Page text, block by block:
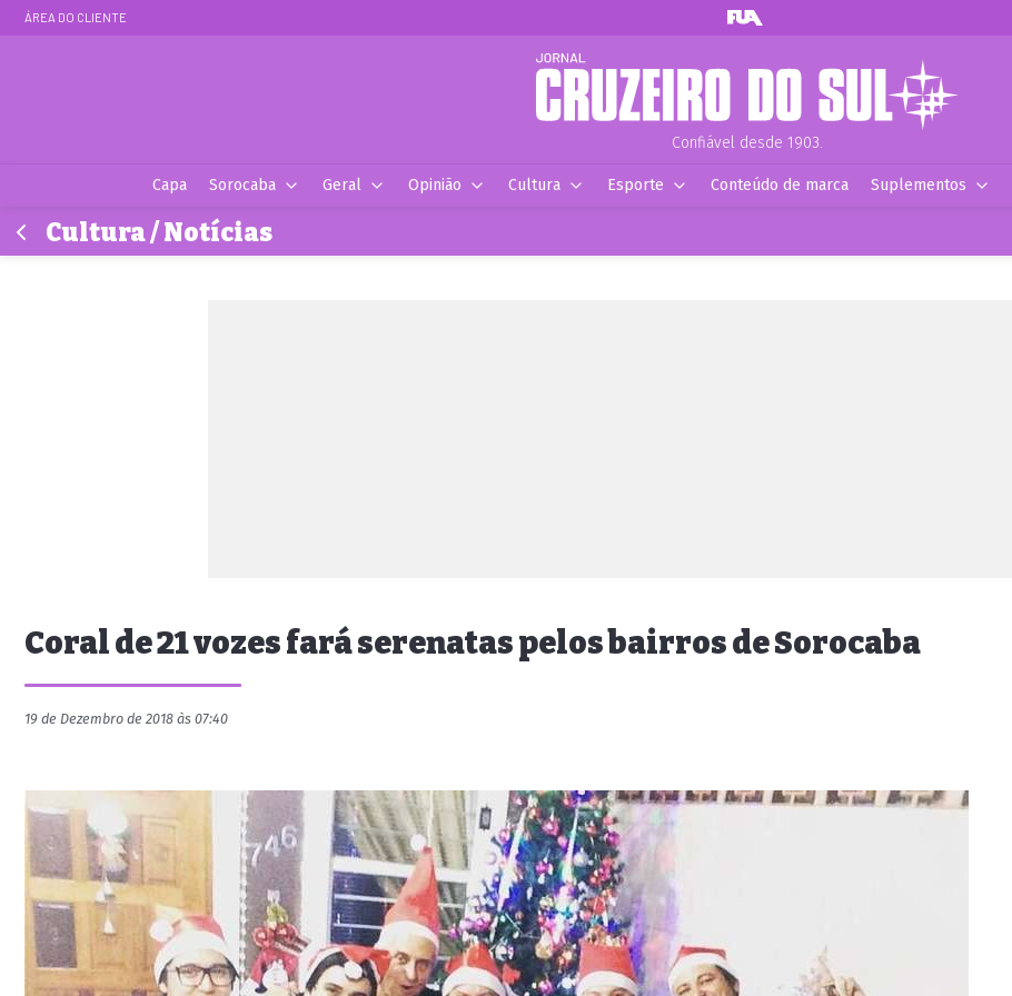
ÁREA DO CLIENTE
Confiável desde 1903.
Capa Sorocaba Geral Opinião Cultura Esporte Conteúdo de marca Suplementos
Cultura / Notícias
Coral de 21 vozes fará serenatas pelos bairros de Sorocaba
19 de Dezembro de 2018 às 07:40